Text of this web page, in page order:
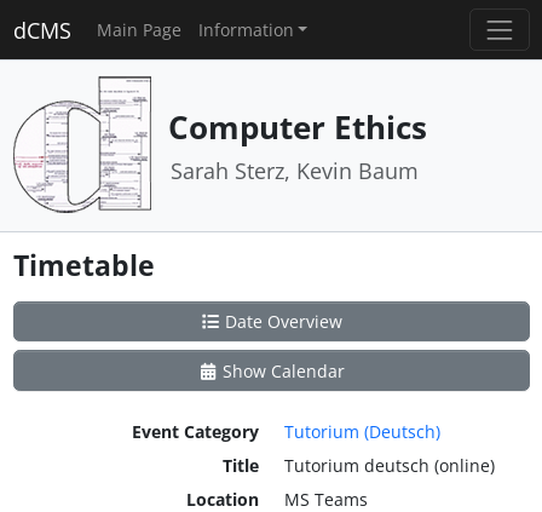
dCMS Main Page Information
Computer Ethics
Sarah Sterz, Kevin Baum
Timetable
Date Overview
Show Calendar
Event Category
Tutorium (Deutsch)
Title
Tutorium deutsch (online)
Location
MS Teams